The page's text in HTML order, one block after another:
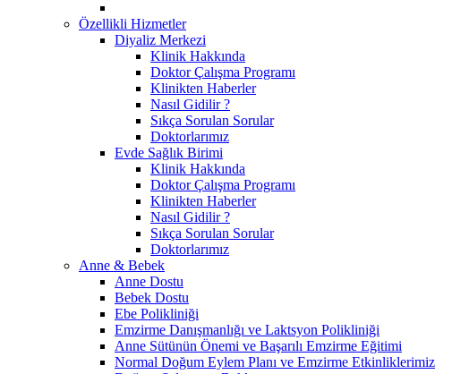
Özellikli Hizmetler
Diyaliz Merkezi
Klinik Hakkında
Doktor Çalışma Programı
Klinikten Haberler
Nasıl Gidilir ?
Sıkça Sorulan Sorular
Doktorlarımız
Evde Sağlık Birimi
Klinik Hakkında
Doktor Çalışma Programı
Klinikten Haberler
Nasıl Gidilir ?
Sıkça Sorulan Sorular
Doktorlarımız
Anne & Bebek
Anne Dostu
Bebek Dostu
Ebe Polikliniği
Emzirme Danışmanlığı ve Laktsyon Polikliniği
Anne Sütünün Önemi ve Başarılı Emzirme Eğitimi
Normal Doğum Eylem Planı ve Emzirme Etkinliklerimiz